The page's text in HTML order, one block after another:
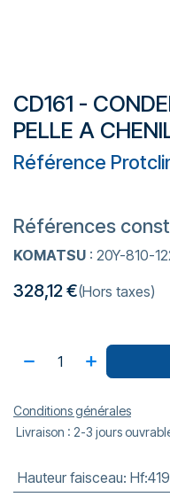
CD161 -
PELLE A
Référence
Références
KOMATSU : 20Y-810-
328,12€(Hors taxes)
Conditions générales
Livraison : 2-3 jours
Hauteur faisceau: